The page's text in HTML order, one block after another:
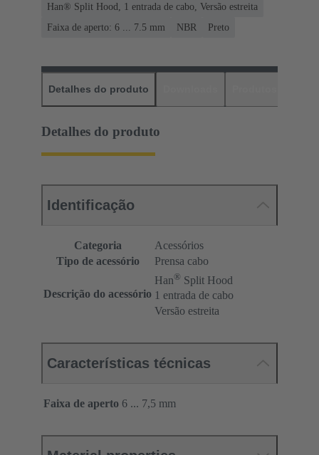
Han® Split Hood, 1 entrada de cabo, Versão estreita
Faixa de aperto: 6 ... 7.5 mm
NBR Preto
Detalhes do produto
Detalhes do produto
Identificação
Categoria
Acessórios
Tipo de acessório
Prensa cabo
Descrição do acessório
Han® Split Hood
1 entrada de cabo
Versão estreita
Características técnicas
Faixa de aperto 6 ... 7,5 mm